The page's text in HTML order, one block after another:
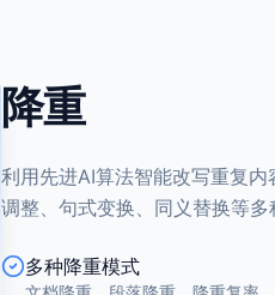
降重
利用先进AI算法智能改写重复
调整、句式变换、同义替换等多
多种降重模式